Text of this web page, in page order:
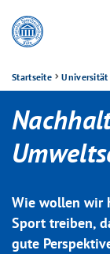
Startseite Universität
Wie wollen wir
Sport treiben,
gute